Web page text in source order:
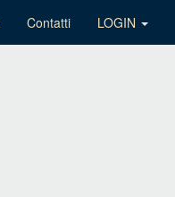
Contatti LOGIN